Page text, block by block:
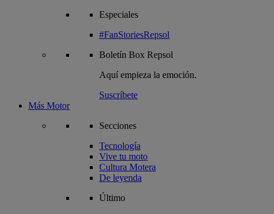
Especiales
#FanStoriesRepsol
Boletín Box Repsol
Aquí empieza la emoción.
Suscríbete
Más Motor
Secciones
Tecnología
Vive tu moto
Cultura Motera
De leyenda
Último